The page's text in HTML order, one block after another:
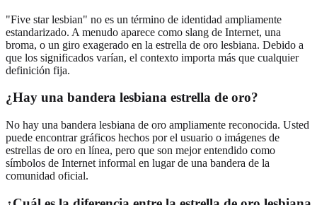
"Five star lesbian" no es un término de identidad ampliamente
estandarizado. A menudo aparece como slang de Internet, una
broma, o un giro exagerado en la estrella de oro lesbiana. Debido a
que los significados varían, el contexto importa más que cualquier
definición fija.
¿Hay una bandera lesbiana estrella de oro?
No hay una bandera lesbiana de oro ampliamente reconocida. Usted
puede encontrar gráficos hechos por el usuario o imágenes de
estrellas de oro en línea, pero que son mejor entendido como
símbolos de Internet informal en lugar de una bandera de la
comunidad oficial.